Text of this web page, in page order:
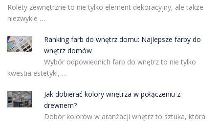
Rolety zewnętrzne to nie tylko element dekoracyjny, ale także
niezwykle …
Ranking farb do wnętrz domu: Najlepsze farby do
wnętrz domów
Wybór odpowiednich farb do wnętrz to nie tylko
kwestia estetyki, …
Jak dobierać kolory wnętrza w połączeniu z
drewnem?
Dobór kolorów w aranżacji wnętrz to sztuka, która